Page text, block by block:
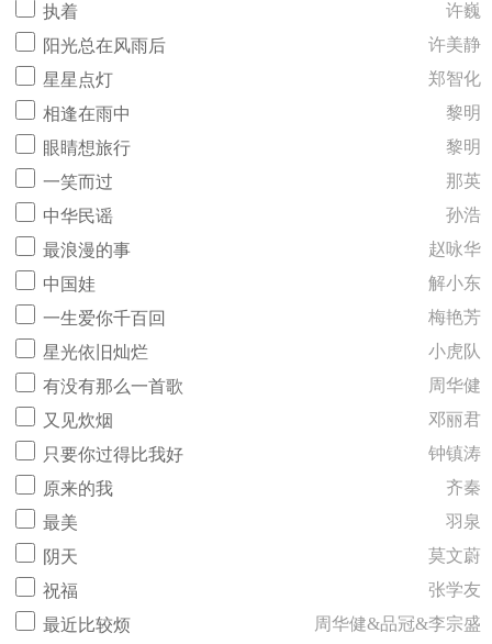
执着
许巍
阳光总在风雨后
许美静
星星点灯
郑智化
相逢在雨中
黎明
眼睛想旅行
黎明
一笑而过
那英
中华民谣
孙浩
最浪漫的事
赵咏华
中国娃
解小东
一生爱你千百回
梅艳芳
星光依旧灿烂
小虎队
有没有那么一首歌
周华健
又见炊烟
邓丽君
只要你过得比我好
钟镇涛
原来的我
齐秦
最美
羽泉
阴天
莫文蔚
祝福
张学友
最近比较烦
周华健&品冠&李宗盛